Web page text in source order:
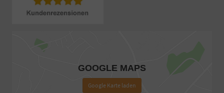
GOOGLE MAPS
Google Karte laden